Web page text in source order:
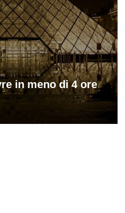
in meno di 4 ore